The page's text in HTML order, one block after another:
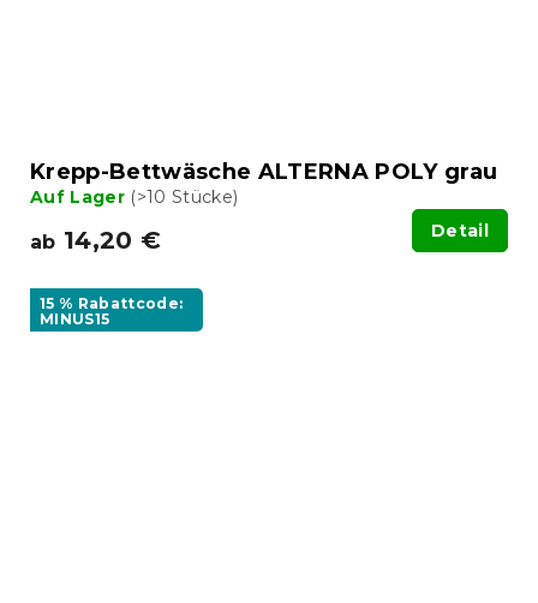
Krepp-Bettwäsche ALTERNA POLY grau
Auf Lager (>10 Stücke)
ab 14,20 € Detail
15 % Rabattcode:
MINUS15